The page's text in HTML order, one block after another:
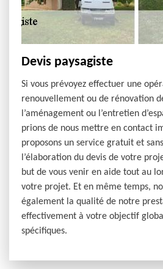
Devis paysagiste
Si vous prévoyez effectuer une
renouvellement ou de rénovation
l’aménagement ou l’entretien
prions de nous mettre en contact
proposons un service gratuit et
l’élaboration du devis de votre
but de vous venir en aide tout au
votre projet. Et en même temps,
également la qualité de notre
effectivement à votre objectif
spécifiques.